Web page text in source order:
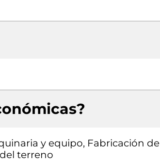
y equipo, Fabricación de
terreno